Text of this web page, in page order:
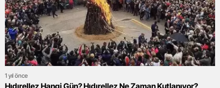
1 yıl önce